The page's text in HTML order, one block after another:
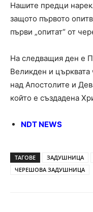
Нашите предци
защото първото
първи „опитат“ от
На следващия ден е
Великден и църквата
над Апостолите и
който е създадена
NDT NEWS
ТАГОВЕ ЗАДУШНИЦА
ЧЕРЕШОВА ЗАДУШНИЦА